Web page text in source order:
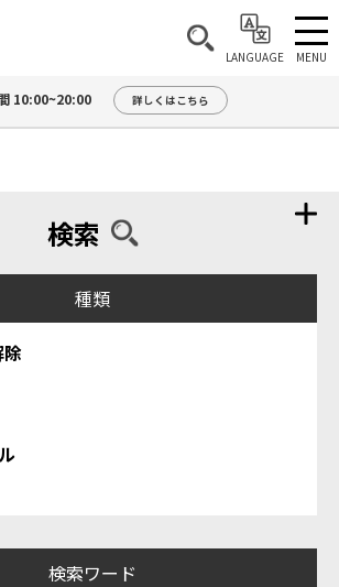
LANGUAGE MENU
10:00~20:00 詳しくはこちら
検索
種類
検索ワード